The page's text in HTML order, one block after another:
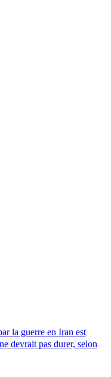
la guerre en Iran est
devrait pas durer, selon